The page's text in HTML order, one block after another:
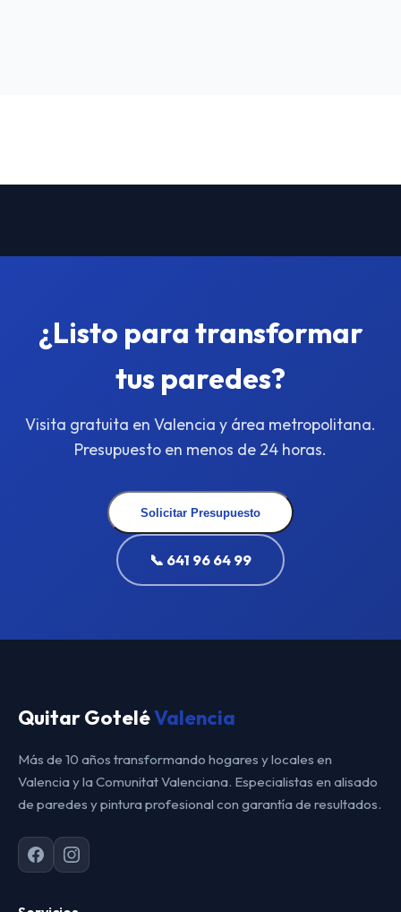
¿Listo para transformar
tus paredes?
Visita gratuita en Valencia y área metropolitana.
Presupuesto en menos de 24 horas.
Solicitar Presupuesto
📞 641 96 64 99
Quitar GoteléValencia
Más de 10 años transformando hogares y locales en
Valencia y la Comunitat Valenciana. Especialistas en alisado
de paredes y pintura profesional con garantía de resultados.